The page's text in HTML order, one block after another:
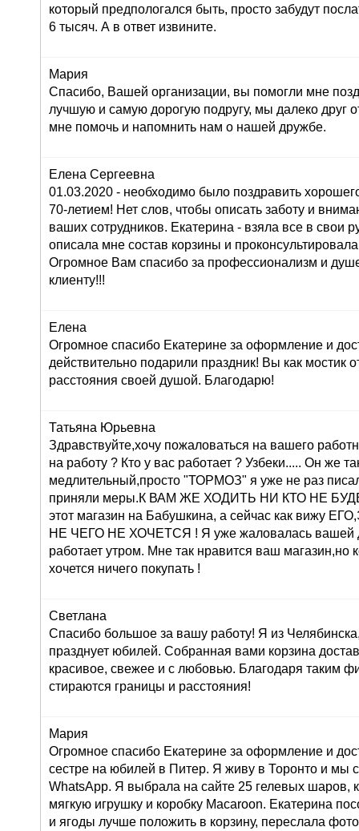
который предпологался быть, просто забудут
6 тысяч. А в ответ извините.
Мария
Спасибо, Вашей организации, вы помогли мне
лучшую и самую дорогую подругу, мы далеко друг
мне помочь и напомнить нам о нашей дружбе.
Елена Сергеевна
01.03.2020 - необходимо было поздравить
70-летием! Нет слов, чтобы описать заботу и
ваших сотрудников. Екатерина - взяла все в свои
описала мне состав корзины и
Огромное Вам спасибо за профессионализм и
клиенту!!!
Елена
Огромное спасибо Екатерине за оформление и
действительно подарили праздник! Вы как мостик
расстояния своей душой. Благодарю!
Татьяна Юрьевна
Здравствуйте,хочу пожаловаться на вашего
на работу ? Кто у вас работает ? Узбеки..... Он же
медлительный,просто "ТОРМОЗ" я уже не раз
приняли меры.К ВАМ ЖЕ ХОДИТЬ НИ КТО НЕ
этот магазин на Бабушкина, а сейчас как вижу
НЕ ЧЕГО НЕ ХОЧЕТСЯ ! Я уже жаловалась вашей
работает утром. Мне так нравится ваш магазин,но
хочется ничего покупать !
Светлана
Спасибо большое за вашу работу! Я из
празднует юбилей. Собранная вами корзина
красивое, свежее и с любовью. Благодаря таким
стираются границы и расстояния!
Мария
Огромное спасибо Екатерине за оформление и
сестре на юбилей в Питер. Я живу в Торонто и мы
WhatsApp. Я выбрала на сайте 25 гелевых шаров,
мягкую игрушку и коробку Macaroon. Екатерина
и ягоды лучше положить в корзину, переслала